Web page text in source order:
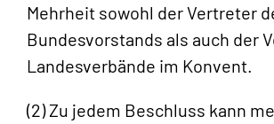
Mehrheit sowohl der Vertreter
Bundesvorstands als auch der
Landesverbände im Konvent.
(2) Zu jedem Beschluss kann